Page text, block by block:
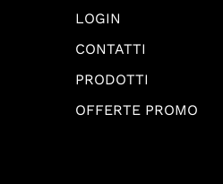
LOGIN
CONTATTI
PRODOTTI
OFFERTE PROMO